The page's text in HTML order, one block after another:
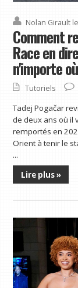
Nolan Girault
Comment
Race en
n'importe où
Tutoriels
Tadej Pogačar
de deux ans où il
remportés en
Orient à tenir le
...
Lire plus »